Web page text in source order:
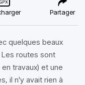
Partager
quelques beaux
routes sont
travaux) et une
il n'y avait rien à